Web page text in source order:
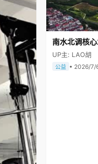
南水北调核
UP主: LAO胡
公益 • 2026/7/